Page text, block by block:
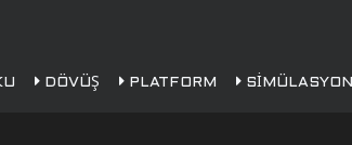
DÖVÜŞ PLATFORM SIMÜLASYON